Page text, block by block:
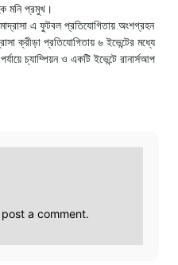
মনি প্রমুখ।
এ ফুটবল প্রতিযোগিতায় অংশগ্রহন
ক্রীড়া প্রতিযোগিতায় ৬ ইভেন্টের মধ্যে
চ্যাম্পিয়ন ও একটি ইভেন্টে রানার্সআপ
a comment.